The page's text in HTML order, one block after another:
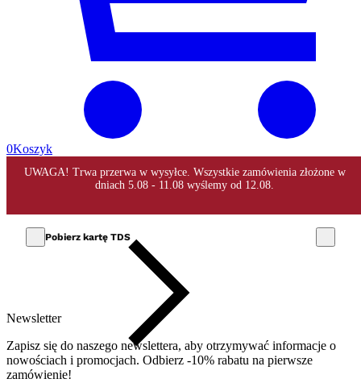
0Koszyk
Pobierz kartę TDS
Newsletter
Zapisz się do naszego newslettera, aby otrzymywać informacje o
nowościach i promocjach. Odbierz -10% rabatu na pierwsze
zamówienie!